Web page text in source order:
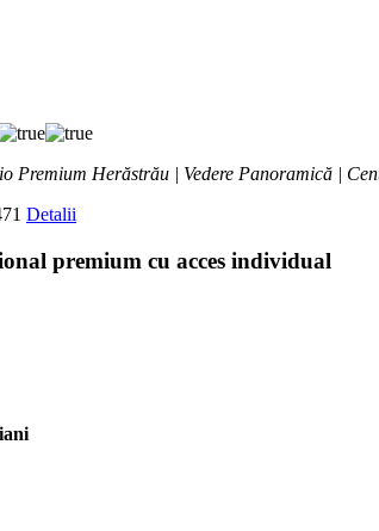
Premium Herăstrău | Vedere Panoramică |
Detalii
premium cu acces individual